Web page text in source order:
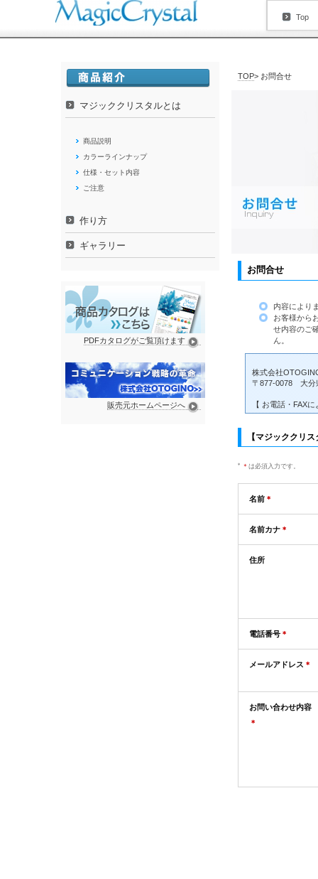
Top
TOP> お問合せ
お問合せ
内容により
お客様から
せ内容のご
ん。
株式会社
〒877-0078 大分
【 お電話・FAX
【マジッククリ
＊ は必須入力です。
名前 ＊
名前カナ ＊
住所
電話番号 ＊
メールアドレス ＊
お問い合わせ内容
＊
マジッククリスタルとは
商品説明
カラーラインナップ
仕様・セット内容
ご注意
作り方
ギャラリー
PDFカタログがご覧頂けます
販売元ホームページへ